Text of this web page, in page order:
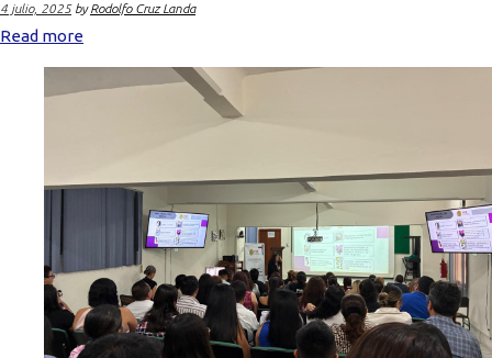
4 julio, 2025 byRodolfo Cruz Landa
Read more